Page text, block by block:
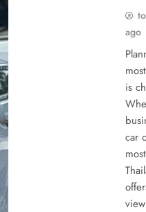
ago
is
car